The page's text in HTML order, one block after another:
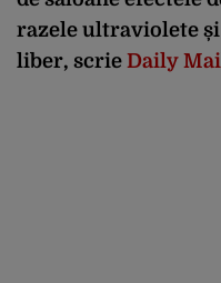
razele ultraviolete
liber, scrie Daily